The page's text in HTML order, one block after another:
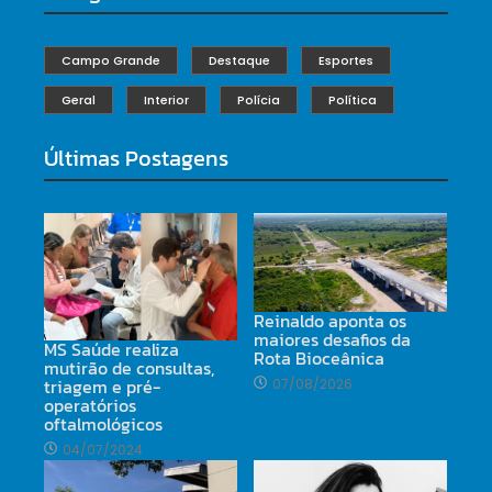
Campo Grande Destaque Esportes
Geral Interior Polícia Política
Últimas Postagens
MS Saúde realiza
mutirão de consultas,
triagem e pré-
operatórios
oftalmológicos
04/07/2024
Reinaldo aponta os
maiores desafios da
Rota Bioceânica
07/08/2026